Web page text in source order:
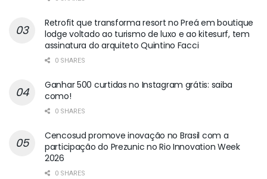
Retrofit que transforma resort no Preá em boutique
lodge voltado ao turismo de luxo e ao kitesurf, tem
assinatura do arquiteto Quintino Facci
0 SHARES
Ganhar 500 curtidas no Instagram grátis: saiba
como!
0 SHARES
Cencosud promove inovação no Brasil com a
participação do Prezunic no Rio Innovation Week
2026
0 SHARES